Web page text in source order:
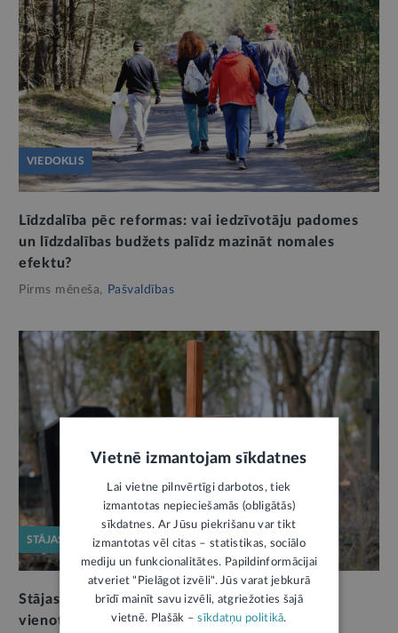
VIEDOKLIS
Līdzdalība pēc reformas: vai iedzīvotāju padomes
un līdzdalības budžets palīdz mazināt nomales
efektu?
Pirms mēneša, Pašvaldības
STĀJAS SPĒKĀ
Stājas spēkā jaunais Kapsētu likums: turpmāk
vienots regulējums visām pašvaldībām
Vietnē izmantojam sīkdatnes
Lai vietne pilnvērtīgi darbotos, tiek
izmantotas nepieciešamās (obligātās)
sīkdatnes. Ar Jūsu piekrišanu var tikt
izmantotas vēl citas – statistikas, sociālo
mediju un funkcionalitātes. Papildinformācijai
atveriet "Pielāgot izvēli". Jūs varat jebkurā
brīdī mainīt savu izvēli, atgriežoties šajā
vietnē. Plašāk –sīkdatņu politikā.